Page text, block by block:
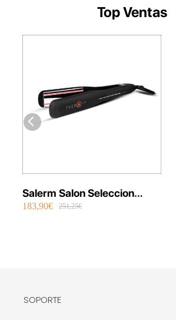
Top Ventas
Salerm Salon Seleccion
Plancha Infrarrojos Therapy
183,90€ 251,25€
SOPORTE